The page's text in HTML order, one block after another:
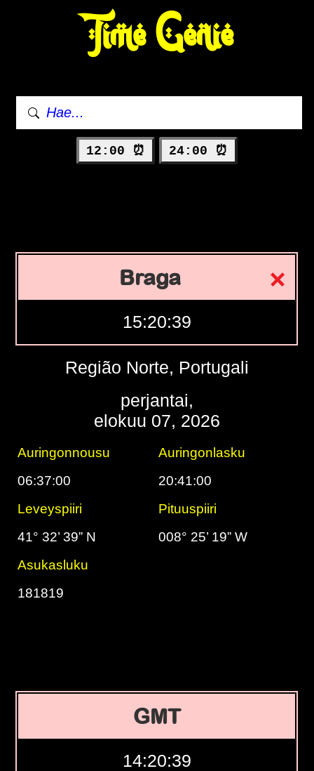
Time Genie
12:00 ⏰ 24:00 ⏰
Braga
15:20:40
Região Norte, Portugali
perjantai,
elokuu 07, 2026
Auringonnousu
Auringonlasku
06:37:00
20:41:00
Leveyspiiri
Pituuspiiri
41° 32’ 39” N
008° 25’ 19” W
Asukasluku
181819
GMT
14:20:40